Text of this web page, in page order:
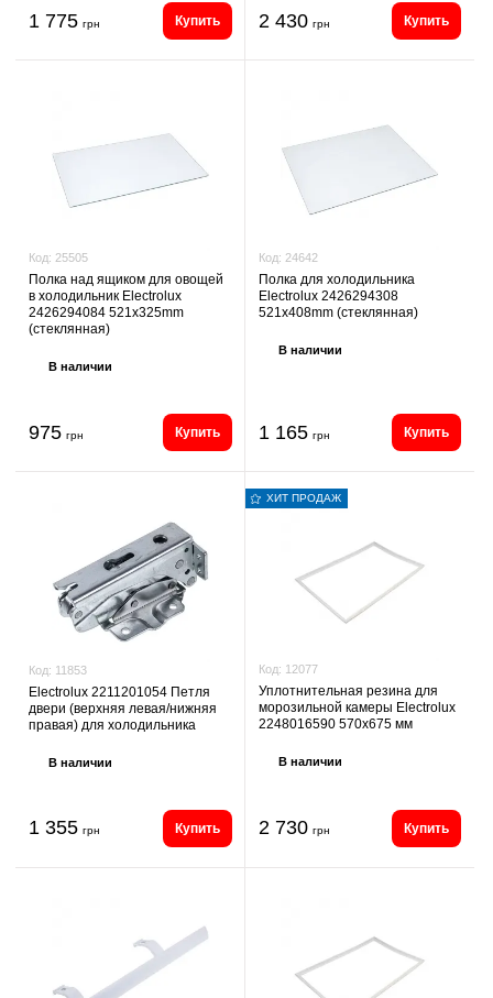
1 775 грн Купить 2 430 грн Купить
Код: 25505
Полка над ящиком для овощей
в холодильник Electrolux
2426294084 521x325mm
(стеклянная)
В наличии
975 грн Купить
Код: 24642
Полка для холодильника
Electrolux 2426294308
521x408mm (стеклянная)
В наличии
1 165 грн Купить
Код: 11853
Electrolux 2211201054 Петля
двери (верхняя левая/нижняя
правая) для холодильника
В наличии
1 355 грн Купить
Код: 12077
Уплотнительная резина для
морозильной камеры Electrolux
2248016590 570х675 мм
ХИТ ПРОДАЖ
В наличии
2 730 грн Купить